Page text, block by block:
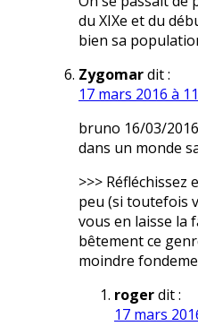
du XIXe et du
bien sa
Zygomardit :
17 mars 2016 à
bruno 16/03/
dans un monde
>>>
peu (si toutefois
vous en laisse la
bêtement ce
moindre
rogerdit :
17 mars